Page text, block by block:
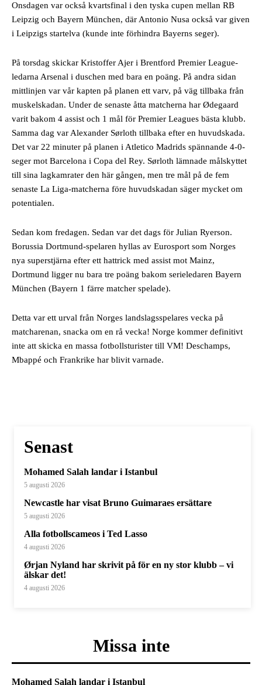
Onsdagen var också kvartsfinal i den tyska cupen mellan RB
Leipzig och Bayern München, där Antonio Nusa också var given
i Leipzigs startelva (kunde inte förhindra Bayerns seger).
På torsdag skickar Kristoffer Ajer i Brentford Premier League-
ledarna Arsenal i duschen med bara en poäng. På andra sidan
mittlinjen var vår kapten på planen ett varv, på väg tillbaka från
muskelskadan. Under de senaste åtta matcherna har Ødegaard
varit bakom 4 assist och 1 mål för Premier Leagues bästa klubb.
Samma dag var Alexander Sørloth tillbaka efter en huvudskada.
Det var 22 minuter på planen i Atletico Madrids spännande 4-0-
seger mot Barcelona i Copa del Rey. Sørloth lämnade målskyttet
till sina lagkamrater den här gången, men tre mål på de fem
senaste La Liga-matcherna före huvudskadan säger mycket om
potentialen.
Sedan kom fredagen. Sedan var det dags för Julian Ryerson.
Borussia Dortmund-spelaren hyllas av Eurosport som Norges
nya superstjärna efter ett hattrick med assist mot Mainz,
Dortmund ligger nu bara tre poäng bakom serieledaren Bayern
München (Bayern 1 färre matcher spelade).
Detta var ett urval från Norges landslagsspelares vecka på
matcharenan, snacka om en rå vecka! Norge kommer definitivt
inte att skicka en massa fotbollsturister till VM! Deschamps,
Mbappé och Frankrike har blivit varnade.
Senast
Mohamed Salah landar i Istanbul
5 augusti 2026
Newcastle har visat Bruno Guimaraes ersättare
5 augusti 2026
Alla fotbollscameos i Ted Lasso
4 augusti 2026
Ørjan Nyland har skrivit på för en ny stor klubb – vi
älskar det!
4 augusti 2026
Missa inte
Mohamed Salah landar i Istanbul